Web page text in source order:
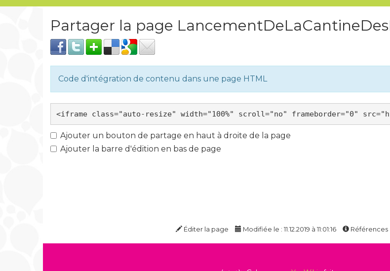
Partager la page
Code d'intégration de contenu dans une page HTML
Ajouter un bouton de partage en haut à droite de la page
Ajouter la barre d'édition en bas de page
Éditer la page Modifiée le : 11.12.2019 à 11:01:16 Références